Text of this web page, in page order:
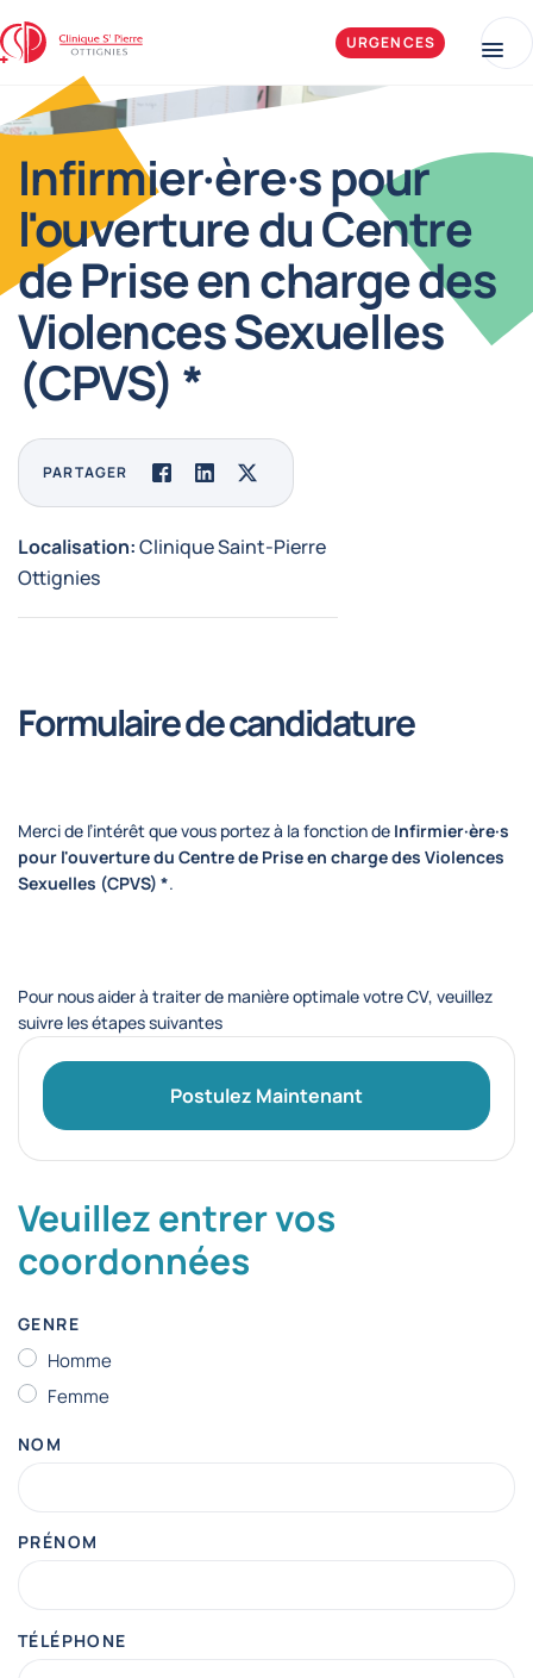
Clinique Saint-Pierre Ottignies URGENCES
Infirmier·ère·s pour
l'ouverture du Centre
de Prise en charge des
Violences Sexuelles
(CPVS) *
PARTAGER FacebookLinkedInTwitter
Localisation:Clinique Saint-Pierre
Ottignies
Formulaire de candidature
Merci de l’intérêt que vous portez à la fonction de Infirmier·ère·s
pour l'ouverture du Centre de Prise en charge des Violences
Sexuelles (CPVS) *.
Pour nous aider à traiter de manière optimale votre CV, veuillez
suivre les étapes suivantes
Veuillez entrer vos
coordonnées
GENRE
Homme
Femme
NOM
PRÉNOM
TÉLÉPHONE
Postulez Maintenant